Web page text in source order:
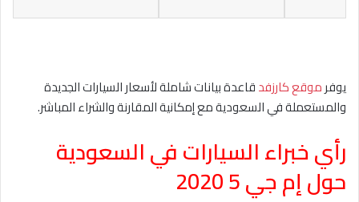
يوفرموقع كارزفدقاعدة بيانات شاملة لأسعار السيارات الجديدة
والمستعملة في السعودية مع إمكانية المقارنة والشراء المباشر.
رأي خبراء السيارات في السعودية
حول إم جي 5 2020